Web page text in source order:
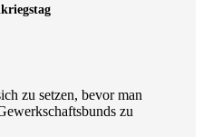
zu setzen, bevor man
zu